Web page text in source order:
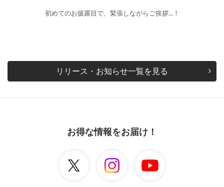
初めてのお披露目で、緊張しながらご挨拶…！
リリース・お知らせ一覧を見る
お得な情報をお届け！